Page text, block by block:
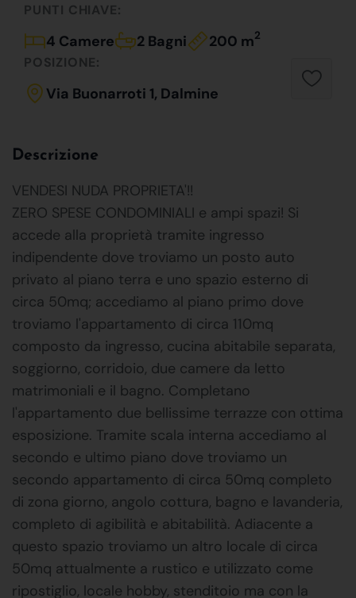
PUNTI CHIAVE:
4 Camere 2 Bagni 200 m2
POSIZIONE:
Via Buonarroti 1, Dalmine
Descrizione
VENDESI NUDA PROPRIETA'!!
ZERO SPESE CONDOMINIALI e ampi spazi! Si
accede alla proprietà tramite ingresso
indipendente dove troviamo un posto auto
privato al piano terra e uno spazio esterno di
circa 50mq; accediamo al piano primo dove
troviamo l'appartamento di circa 110mq
composto da ingresso, cucina abitabile separata,
soggiorno, corridoio, due camere da letto
matrimoniali e il bagno. Completano
l'appartamento due bellissime terrazze con ottima
esposizione. Tramite scala interna accediamo al
secondo e ultimo piano dove troviamo un
secondo appartamento di circa 50mq completo
di zona giorno, angolo cottura, bagno e lavanderia,
completo di agibilità e abitabilità. Adiacente a
questo spazio troviamo un altro locale di circa
50mq attualmente a rustico e utilizzato come
ripostiglio, locale hobby, stenditoio ma con la